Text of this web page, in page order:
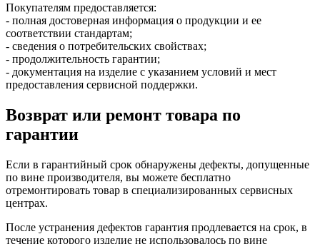
Покупателям предоставляется:
- полная достоверная информация о продукции и ее
соответствии стандартам;
- сведения о потребительских свойствах;
- продолжительность гарантии;
- документация на изделие с указанием условий и мест
предоставления сервисной поддержки.
Возврат или ремонт товара по
гарантии
Если в гарантийный срок обнаружены дефекты, допущенные
по вине производителя, вы можете бесплатно
отремонтировать товар в специализированных сервисных
центрах.
После устранения дефектов гарантия продлевается на срок, в
течение которого изделие не использовалось по вине